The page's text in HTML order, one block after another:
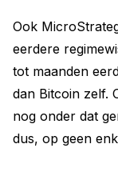
Ook
eerdere
tot maanden
dan Bitcoin zelf.
nog onder dat
dus, op geen